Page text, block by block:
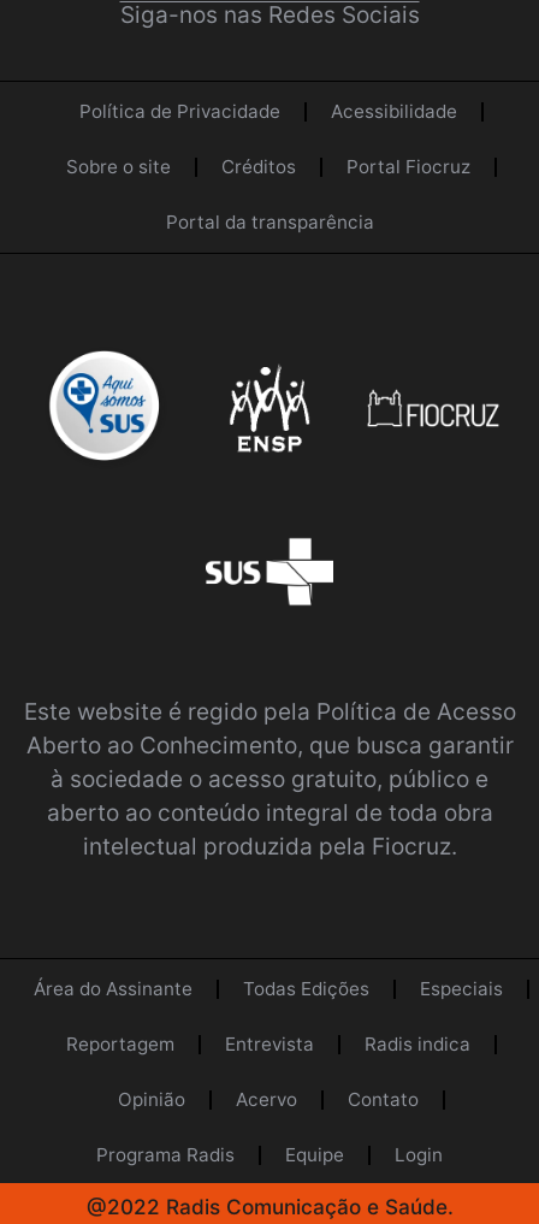
Siga-nos nas Redes Sociais
Política de Privacidade Acessibilidade
Sobre o site Créditos Portal Fiocruz
Portal da transparência
Este website é regido pela Política de Acesso
Aberto ao Conhecimento, que busca garantir
à sociedade o acesso gratuito, público e
aberto ao conteúdo integral de toda obra
intelectual produzida pela Fiocruz.
Área do Assinante Todas Edições Especiais
Reportagem Entrevista Radis indica
Opinião Acervo Contato
Programa Radis Equipe Login
@2022 Radis Comunicação e Saúde.